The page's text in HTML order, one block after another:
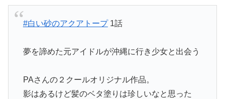
#白い砂のアクアトープ1話
夢を諦めた元アイドルが沖縄に行き少女と出会う
PAさんの２クールオリジナル作品。
影はあるけど髪のベタ塗りは珍しいなと思った